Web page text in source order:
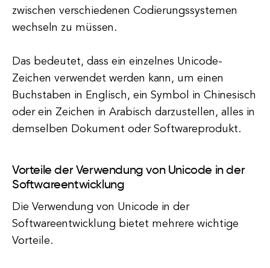
zwischen verschiedenen Codierungssystemen
wechseln zu müssen.
Das bedeutet, dass ein einzelnes Unicode-
Zeichen verwendet werden kann, um einen
Buchstaben in Englisch, ein Symbol in Chinesisch
oder ein Zeichen in Arabisch darzustellen, alles in
demselben Dokument oder Softwareprodukt.
Vorteile der Verwendung von Unicode in der
Softwareentwicklung
Die Verwendung von Unicode in der
Softwareentwicklung bietet mehrere wichtige
Vorteile.